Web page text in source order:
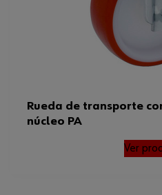
Rueda de transporte
núcleo PA
Ver